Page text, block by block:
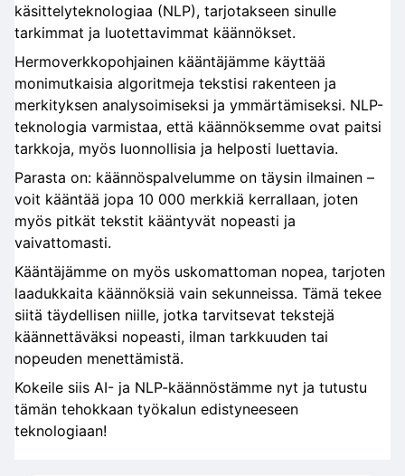
käsittelyteknologiaa (NLP), tarjotakseen sinulle
tarkimmat ja luotettavimmat käännökset.
Hermoverkkopohjainen kääntäjämme käyttää
monimutkaisia algoritmeja tekstisi rakenteen ja
merkityksen analysoimiseksi ja ymmärtämiseksi. NLP-
teknologia varmistaa, että käännöksemme ovat paitsi
tarkkoja, myös luonnollisia ja helposti luettavia.
Parasta on: käännöspalvelumme on täysin ilmainen –
voit kääntää jopa 10 000 merkkiä kerrallaan, joten
myös pitkät tekstit kääntyvät nopeasti ja
vaivattomasti.
Kääntäjämme on myös uskomattoman nopea, tarjoten
laadukkaita käännöksiä vain sekunneissa. Tämä tekee
siitä täydellisen niille, jotka tarvitsevat tekstejä
käännettäväksi nopeasti, ilman tarkkuuden tai
nopeuden menettämistä.
Kokeile siis AI- ja NLP-käännöstämme nyt ja tutustu
tämän tehokkaan työkalun edistyneeseen
teknologiaan!